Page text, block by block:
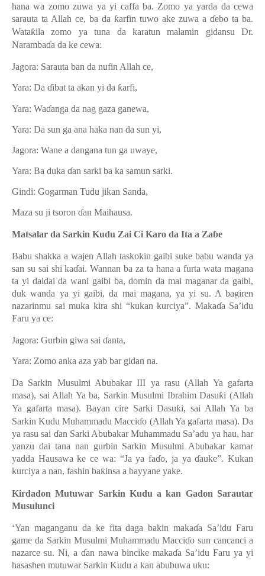
hana wa zomo zuwa ya yi caffa ba. Zomo ya yarda da cewa
sarauta ta Allah ce, ba da ƙarfin tuwo ake zuwa a ɗebo ta ba.
Wataƙila zomo ya tuna da karatun malamin gidansu Dr.
Narambaɗa da ke cewa:
Jagora: Sarauta ban da nufin Allah ce,
Yara: Da ɗibat ta akan yi da ƙarfi,
Yara: Waɗanga da nag gaza ganewa,
Yara: Da sun ga ana haka nan da sun yi,
Jagora: Wane a dangana tun ga uwaye,
Yara: Ba duka ɗan sarki ba ka samun sarki.
Gindi: Gogarman Tudu jikan Sanda,
Maza su ji tsoron ɗan Maihausa.
Matsalar da Sarkin Kudu Zai Ci Karo da Ita a Zaɓe
Babu shakka a wajen Allah taskokin gaibi suke babu wanda ya
san su sai shi kaɗai. Wannan ba za ta hana a furta wata magana
ta yi daidai da wani gaibi ba, domin da mai maganar da gaibi,
duk wanda ya yi gaibi, da mai magana, ya yi su. A bagiren
nazarinmu sai muka kira shi “kukan kurciya”. Makaɗa Sa’idu
Faru ya ce:
Jagora: Gurbin giwa sai ɗanta,
Yara: Zomo anka aza yab bar gidan na.
Da Sarkin Musulmi Abubakar III ya rasu (Allah Ya gafarta
masa), sai Allah Ya ba, Sarkin Musulmi Ibrahim Dasuƙi (Allah
Ya gafarta masa). Bayan cire Sarki Dasuƙi, sai Allah Ya ba
Sarkin Kudu Muhammadu Macciɗo (Allah Ya gafarta masa). Da
ya rasu sai ɗan Sarki Abubakar Muhammadu Sa’adu ya hau, har
yanzu dai tana nan gurbin Sarkin Musulmi Abubakar kamar
yadda Hausawa ke ce wa: “Ja ya faɗo, ja yaɗauke”. Kukan
kurciya a nan, fashin baƙinsa a bayyane yake.
Kirdadon Mutuwar Sarkin Kudu a kan Gadon Sarautar
Musulunci
‘Yan maganganu da ke fita daga bakin makaɗa Sa’idu Faru
game da Sarkin Musulmi Muhammadu Macciɗo sun cancanci a
nazarce su. Ni, a ɗan nawa bincike makaɗa Sa’idu Faru ya yi
hasashen mutuwar Sarkin Kudu a kan abubuwa uku: